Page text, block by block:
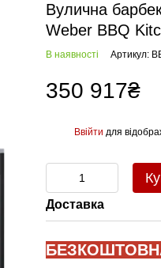
Вулична
Weber BBQ
В наявності Артикул:
350 917₴
Ввійти для
Доставка